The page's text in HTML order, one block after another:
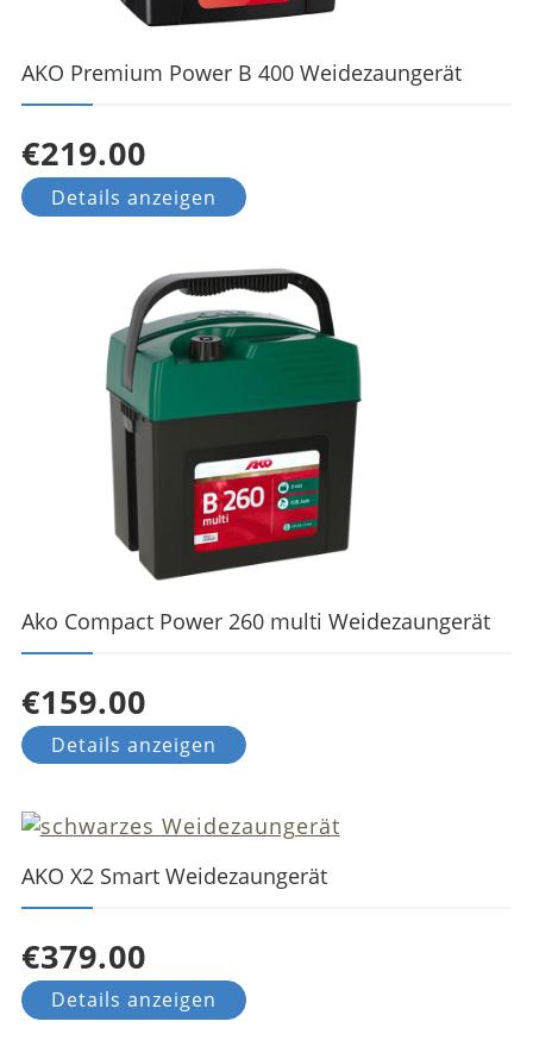
AKO Premium Power B 400 Weidezaungerät
€219.00
Details anzeigen
Ako Compact Power 260 multi Weidezaungerät
€159.00
Details anzeigen
AKO X2 Smart Weidezaungerät
€379.00
Details anzeigen